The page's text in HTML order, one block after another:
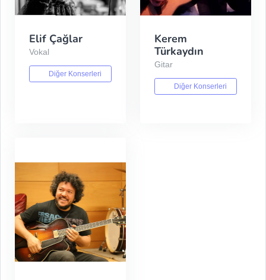
Elif Çağlar
Vokal
Diğer Konserleri
Kerem
Türkaydın
Gitar
Diğer Konserleri